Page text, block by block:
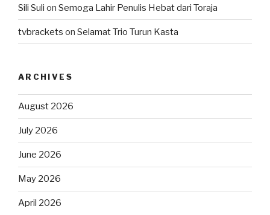
Sili Suli on Semoga Lahir Penulis Hebat dari Toraja
tvbrackets on Selamat Trio Turun Kasta
ARCHIVES
August 2026
July 2026
June 2026
May 2026
April 2026